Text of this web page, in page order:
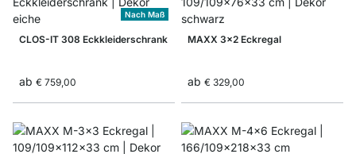
Nach Maß
CLOS-IT 308 Eckkleiderschrank
ab € 759,00
MAXX 3x2 Eckregal
ab € 329,00